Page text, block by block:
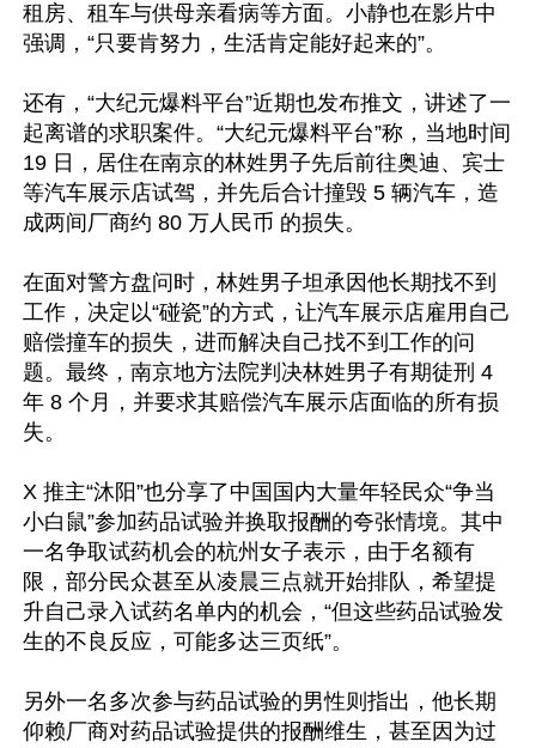
租房、租车与供母亲看病等方面。小静也在影片中
强调，“只要肯努力，生活肯定能好起来的”。
还有，“大纪元爆料平台”近期也发布推文，讲述了一
起离谱的求职案件。“大纪元爆料平台”称，当地时间
19 日，居住在南京的林姓男子先后前往奥迪、宾士
等汽车展示店试驾，并先后合计撞毁 5 辆汽车，造
成两间厂商约 80 万人民币 的损失。
在面对警方盘问时，林姓男子坦承因他长期找不到
工作，决定以“碰瓷”的方式，让汽车展示店雇用自己
赔偿撞车的损失，进而解决自己找不到工作的问
题。最终，南京地方法院判决林姓男子有期徒刑 4
年 8 个月，并要求其赔偿汽车展示店面临的所有损
失。
X 推主“沐阳”也分享了中国国内大量年轻民众“争当
小白鼠”参加药品试验并换取报酬的夸张情境。其中
一名争取试药机会的杭州女子表示，由于名额有
限，部分民众甚至从凌晨三点就开始排队，希望提
升自己录入试药名单内的机会，“但这些药品试验发
生的不良反应，可能多达三页纸”。
另外一名多次参与药品试验的男性则指出，他长期
仰赖厂商对药品试验提供的报酬维生，甚至因为过